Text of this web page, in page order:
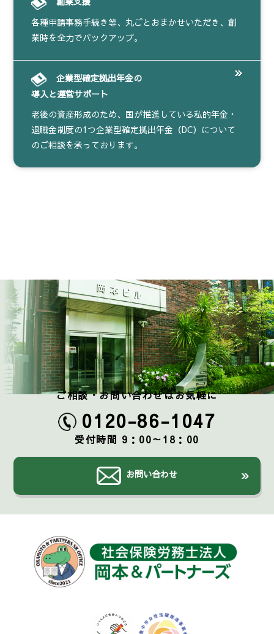
各種申請事務手続き等、丸ごとおまかせいただき、創
業時を全力でバックアップ。
企業型確定拠出年金の
導入と運営サポート
老後の資産形成のため、国が推進している私的年金・
退職金制度の1つ企業型確定拠出年金（DC）について
のご相談を承っております。
ご相談・お問い合わせはお気軽に
0120-86-1047
受付時間 9：00～18：00
お問い合わせ